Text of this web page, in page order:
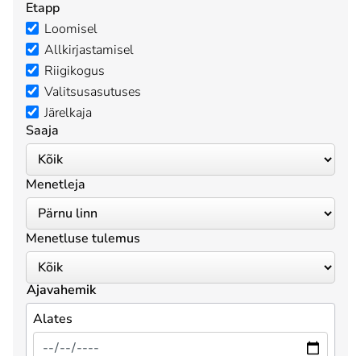
Etapp
Loomisel
Allkirjastamisel
Riigikogus
Valitsusasutuses
Järelkaja
Saaja
Menetleja
Menetluse tulemus
Ajavahemik
Alates